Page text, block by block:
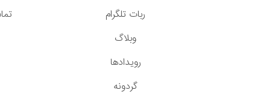
ربات تلگرام
وبلاگ
رویدادها
گردونه